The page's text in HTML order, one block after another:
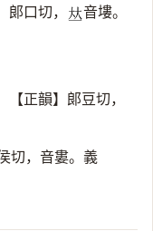
口切， 𠀤音塿。
正韻】郞豆切，
切，音婁。義